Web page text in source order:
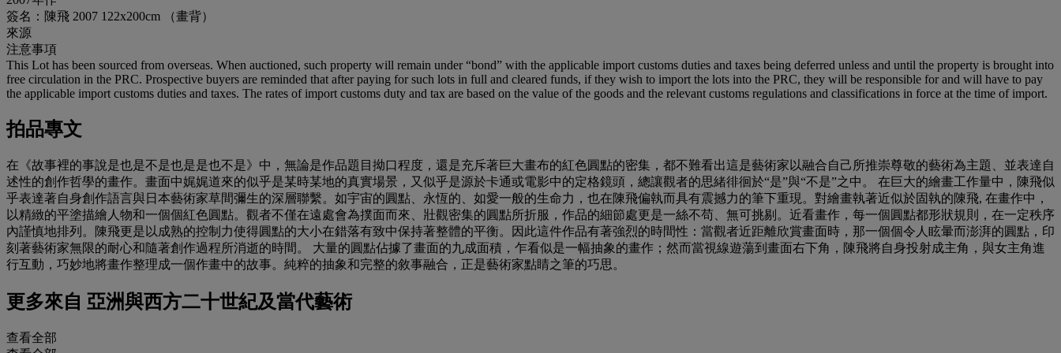
簽名：陳飛 2007 122x200cm （畫背）
來源
注意事項
This Lot has been sourced from overseas. When auctioned, such property will remain under “bond” with the applicable import customs duties and taxes being deferred unless and until the property is brought into
free circulation in the PRC. Prospective buyers are reminded that after paying for such lots in full and cleared funds, if they wish to import the lots into the PRC, they will be responsible for and will have to pay
the applicable import customs duties and taxes. The rates of import customs duty and tax are based on the value of the goods and the relevant customs regulations and classifications in force at the time of import.
拍品專文
在《故事裡的事說是也是不是也是是也不是》中，無論是作品題目拗口程度，還是充斥著巨大畫布的紅色圓點的密集，都不難看出這是藝術家以融合自己所推崇尊敬的藝術為主題、並表達自
述性的創作哲學的畫作。畫面中娓娓道來的似乎是某時某地的真實場景，又似乎是源於卡通或電影中的定格鏡頭，總讓觀者的思緒徘徊於“是”與“不是”之中。 在巨大的繪畫工作量中，陳飛似
乎表達著自身創作語言與日本藝術家草間彌生的深層聯繫。如宇宙的圓點、永恆的、如愛一般的生命力，也在陳飛偏執而具有震撼力的筆下重現。對繪畫執著近似於固執的陳飛, 在畫作中，
以精緻的平塗描繪人物和一個個紅色圓點。觀者不僅在遠處會為撲面而來、壯觀密集的圓點所折服，作品的細節處更是一絲不苟、無可挑剔。近看畫作，每一個圓點都形狀規則，在一定秩序
內謹慎地排列。陳飛更是以成熟的控制力使得圓點的大小在錯落有致中保持著整體的平衡。因此這件作品有著強烈的時間性：當觀者近距離欣賞畫面時，那一個個令人眩暈而澎湃的圓點，印
刻著藝術家無限的耐心和隨著創作過程所消逝的時間。 大量的圓點佔據了畫面的九成面積，乍看似是一幅抽象的畫作；然而當視線遊蕩到畫面右下角，陳飛將自身投射成主角，與女主角進
行互動，巧妙地將畫作整理成一個作畫中的故事。純粹的抽象和完整的敘事融合，正是藝術家點睛之筆的巧思。
更多來自 亞洲與西方二十世紀及當代藝術
查看全部